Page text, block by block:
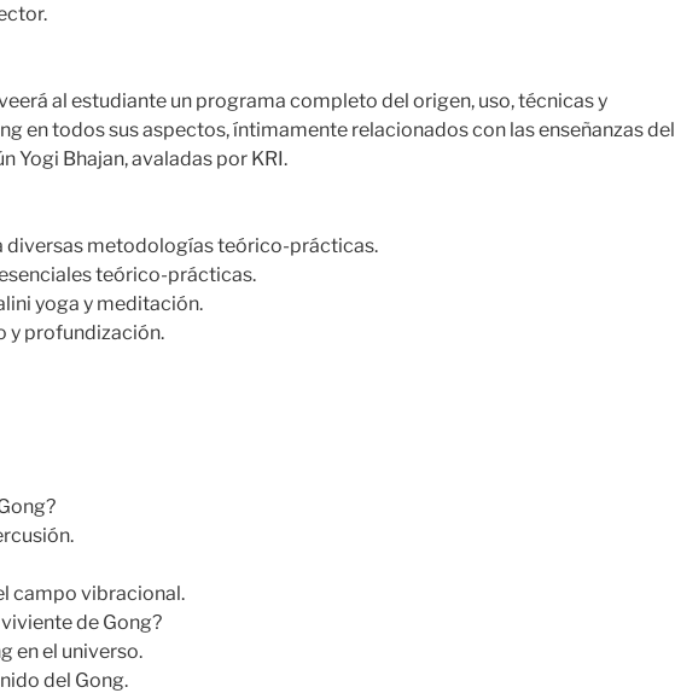
al estudiante un programa completo del origen, uso, técnicas y
en todos sus aspectos, íntimamente relacionados con las enseñanzas del
Yogi Bhajan, avaladas por KRI.
diversas metodologías teórico-prácticas.
teórico-prácticas.
yoga y meditación.
y profundización.
campo vibracional.
viviente de Gong?
en el universo.
del Gong.